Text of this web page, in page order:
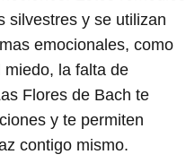
silvestres y se utilizan
emocionales, como
la falta de
Flores de Bach te
y te permiten
contigo mismo.